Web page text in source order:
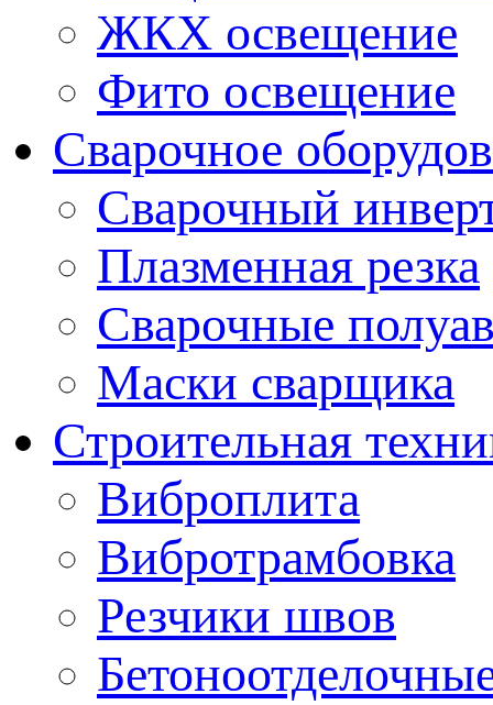
ЖКХ освещение
Фито освещение
Сварочное
Сварочный
Плазменная резка
Сварочные
Маски сварщика
Строительная
Виброплита
Вибротрамбовка
Резчики швов